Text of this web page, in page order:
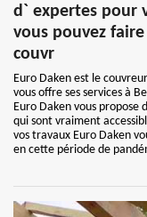
d` expertes pour
vous pouvez
couvr
Euro Daken est le
vous offre ses services à
Euro Daken vous propose
qui sont vraiment
vos travaux Euro Daken
en cette période de